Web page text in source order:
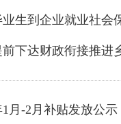
生到企业就业社会
月-2月补贴发放公示